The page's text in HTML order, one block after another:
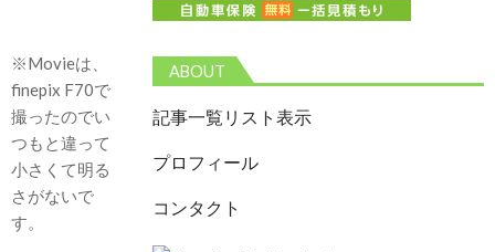
※Movieは、
finepix F70で
撮ったのでい
つもと違って
小さくて明る
さがないで
す。
ABOUT
記事一覧リスト表示
プロフィール
コンタクト